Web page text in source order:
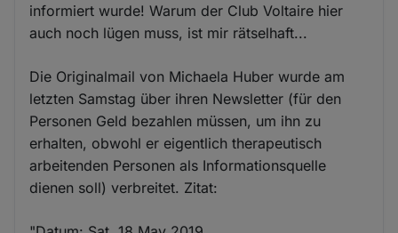
informiert wurde! Warum der Club Voltaire hier
auch noch lügen muss, ist mir rätselhaft...
Die Originalmail von Michaela Huber wurde am
letzten Samstag über ihren Newsletter (für den
Personen Geld bezahlen müssen, um ihn zu
erhalten, obwohl er eigentlich therapeutisch
arbeitenden Personen als Informationsquelle
dienen soll) verbreitet. Zitat: